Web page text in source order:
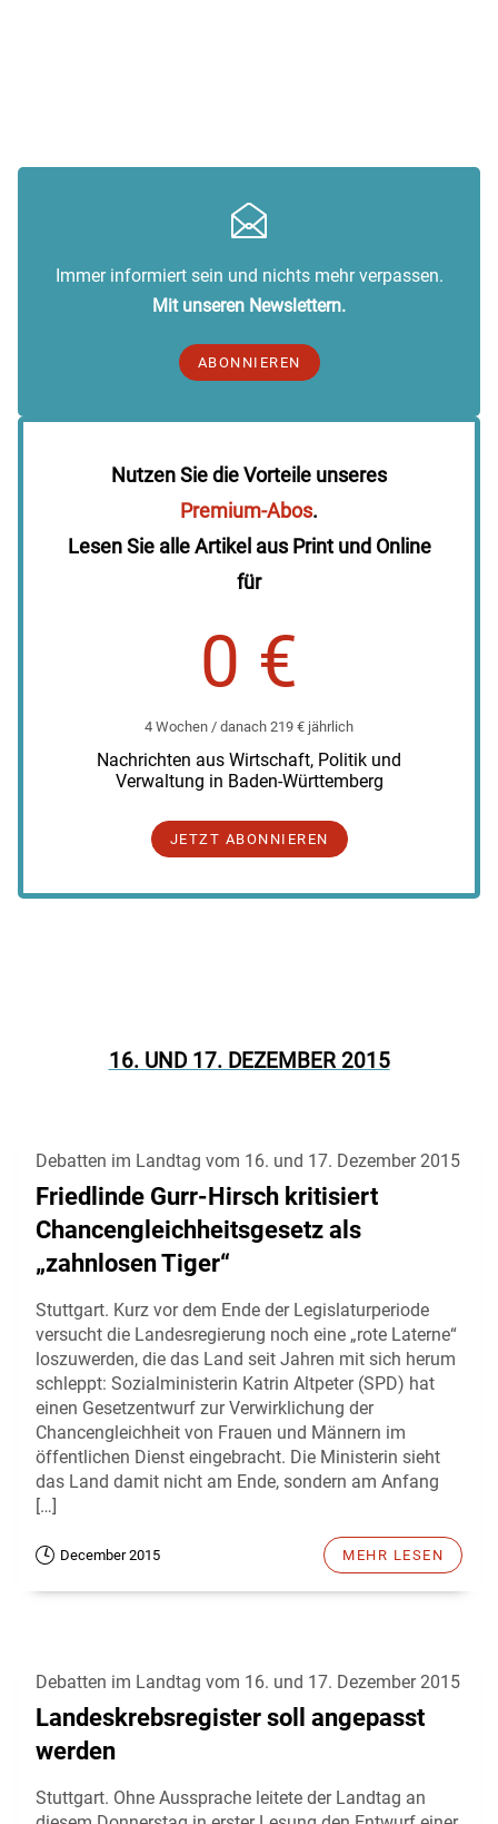
Immer informiert sein und nichts mehr verpassen.
Mit unseren Newslettern.
ABONNIEREN
Nutzen Sie die Vorteile unseres
Premium-Abos.
Lesen Sie alle Artikel aus Print und Online
für
0 €
4 Wochen / danach 219 € jährlich
Nachrichten aus Wirtschaft, Politik und
Verwaltung in Baden-Württemberg
JETZT ABONNIEREN
16. UND 17. DEZEMBER 2015
Debatten im Landtag vom 16. und 17. Dezember 2015
Friedlinde Gurr-Hirsch kritisiert
Chancengleichheitsgesetz als
„zahnlosen Tiger“
Stuttgart. Kurz vor dem Ende der Legislaturperiode
versucht die Landesregierung noch eine „rote Laterne“
loszuwerden, die das Land seit Jahren mit sich herum
schleppt: Sozialministerin Katrin Altpeter (SPD) hat
einen Gesetzentwurf zur Verwirklichung der
Chancengleichheit von Frauen und Männern im
öffentlichen Dienst eingebracht. Die Ministerin sieht
das Land damit nicht am Ende, sondern am Anfang
[…]
December 2015 MEHR LESEN
Debatten im Landtag vom 16. und 17. Dezember 2015
Landeskrebsregister soll angepasst
werden
Stuttgart. Ohne Aussprache leitete der Landtag an